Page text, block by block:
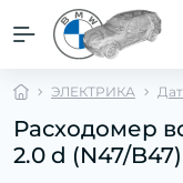
ЭЛЕКТРИКА
Расходомер
2.0 d (N47/B47)